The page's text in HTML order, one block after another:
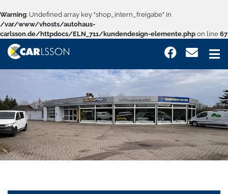
Warning: Undefined array key "shop_intern_freigabe" in
/var/www/vhosts/autohaus-
carlsson.de/httpdocs/ELN_711/kundendesign-elemente.php on line 67